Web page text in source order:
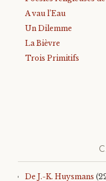
A vau l’Eau
Un Dilemme
La Bièvre
Trois Primitifs
De J.-K. Huysmans